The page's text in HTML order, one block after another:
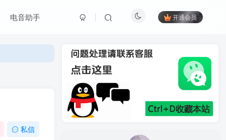
电音助手 开通会员
私信